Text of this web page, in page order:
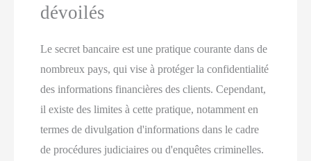
dévoilés
Le secret bancaire est une pratique courante dans de
nombreux pays, qui vise à protéger la confidentialité
des informations financières des clients. Cependant,
il existe des limites à cette pratique, notamment en
termes de divulgation d'informations dans le cadre
de procédures judiciaires ou d'enquêtes criminelles.